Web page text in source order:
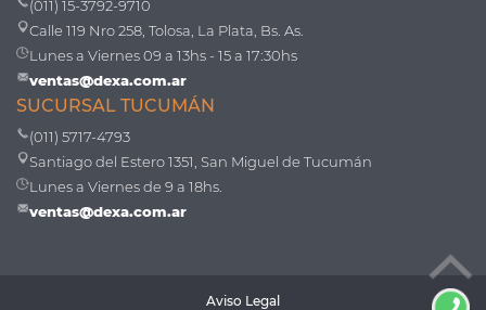
(011) 15-3792-9710
Calle 119 Nro 258, Tolosa, La Plata, Bs. As.
Lunes a Viernes 09 a 13hs - 15 a 17:30hs
ventas@dexa.com.ar
SUCURSAL TUCUMÁN
(011) 5717-4793
Santiago del Estero 1351, San Miguel de Tucumán
Lunes a Viernes de 9 a 18hs.
ventas@dexa.com.ar
Aviso Legal